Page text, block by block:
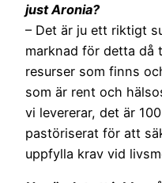
just Aronia?
– Det är ju ett riktigt
marknad för detta då
resurser som finns
som är rent och
vi levererar, det är
pastöriserat för att
uppfylla krav vid